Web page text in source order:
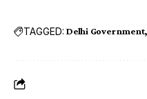
TAGGED: Delhi Government